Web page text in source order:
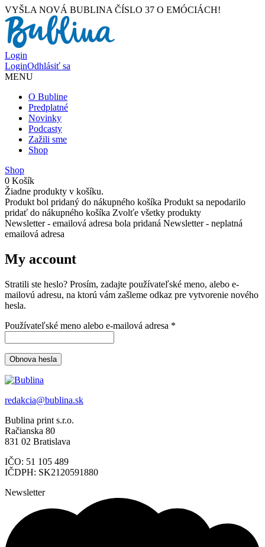
VYŠLA NOVÁ BUBLINA ČÍSLO 37 O EMÓCIÁCH!
Login
LoginOdhlásiť sa
MENU
O Bubline
Predplatné
Novinky
Podcasty
Zažili sme
Shop
Shop
0 Košík
Žiadne produkty v košíku.
Produkt bol pridaný do nákupného košíka Produkt sa nepodarilo
pridať do nákupného košíka Zvolťe všetky produkty
Newsletter - emailová adresa bola pridaná Newsletter - neplatná
emailová adresa
My account
Stratili ste heslo? Prosím, zadajte používateľské meno, alebo e-
mailovú adresu, na ktorú vám zašleme odkaz pre vytvorenie nového
hesla.
Používateľské meno alebo e-mailová adresa *
Obnova hesla
redakcia@bublina.sk
Bublina print s.r.o.
Račianska 80
831 02 Bratislava
IČO: 51 105 489
IČDPH: SK2120591880
Newsletter